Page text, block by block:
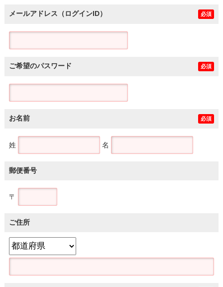
メールアドレス（ログインID） 必須
ご希望のパスワード 必須
お名前 必須
姓 名
郵便番号
〒
ご住所